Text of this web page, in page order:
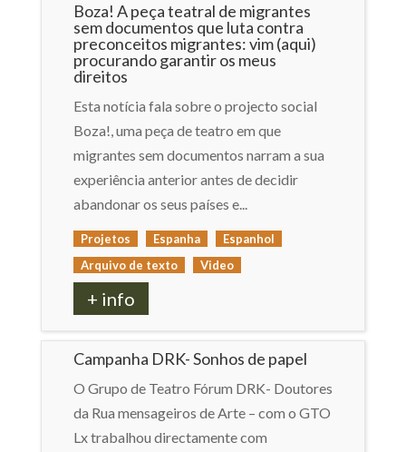
Boza! A peça teatral de migrantes
sem documentos que luta contra
preconceitos migrantes: vim (aqui)
procurando garantir os meus
direitos
Esta notícia fala sobre o projecto social
Boza!, uma peça de teatro em que
migrantes sem documentos narram a sua
experiência anterior antes de decidir
abandonar os seus países e...
Projetos Espanha
Espanhol
Arquivo de texto
Video
+ info
Campanha DRK- Sonhos de papel
O Grupo de Teatro Fórum DRK- Doutores
da Rua mensageiros de Arte – com o GTO
Lx trabalhou directamente com